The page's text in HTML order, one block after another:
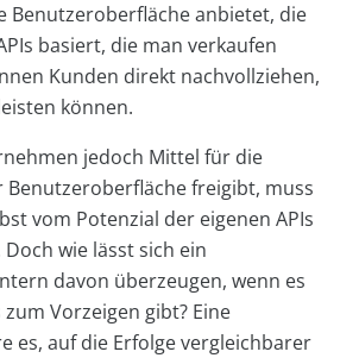
Benutzeroberfläche anbietet, die
basiert, die man verkaufen
Kunden direkt nachvollziehen,
können.
jedoch Mittel für die
Benutzeroberfläche freigibt, muss
vom Potenzial der eigenen APIs
wie lässt sich ein
davon überzeugen, wenn es
Vorzeigen gibt? Eine
es, auf die Erfolge vergleichbarer